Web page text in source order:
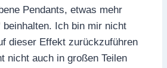
Pendants, etwas mehr
beinhalten. Ich bin mir nicht
dieser Effekt zurückzuführen
nicht auch in großen Teilen